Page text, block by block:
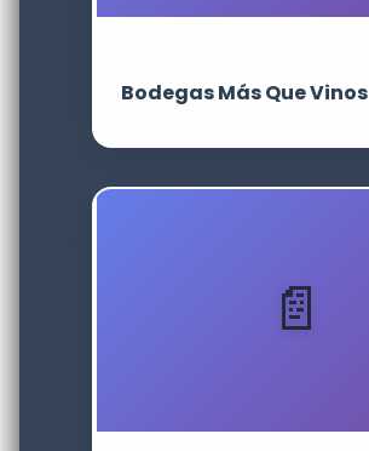
Bodegas Más Que Vinos